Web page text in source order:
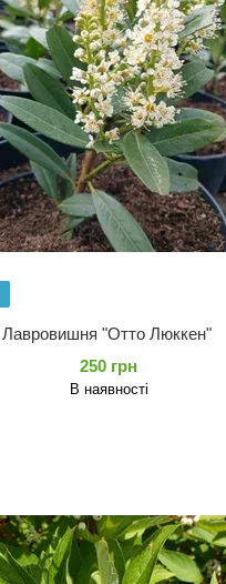
Лавровишня "Отто Люккен"
250 грн
В наявності